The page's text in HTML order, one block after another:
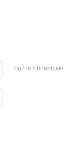
Войти с помощью